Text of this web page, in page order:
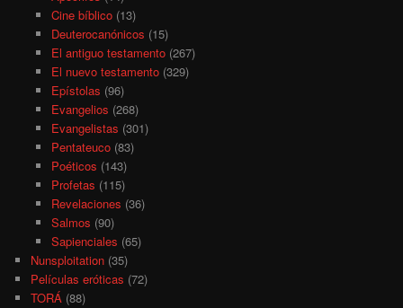
Cine bíblico(13)
Deuterocanónicos (15)
El antiguo testamento(267)
El nuevo testamento(329)
Epístolas (96)
Evangelios (268)
Evangelistas (301)
Pentateuco(83)
Poéticos (143)
Profetas (115)
Revelaciones (36)
Salmos (90)
Sapienciales (65)
Nunsploitation (35)
Películas eróticas (72)
TORÁ (88)